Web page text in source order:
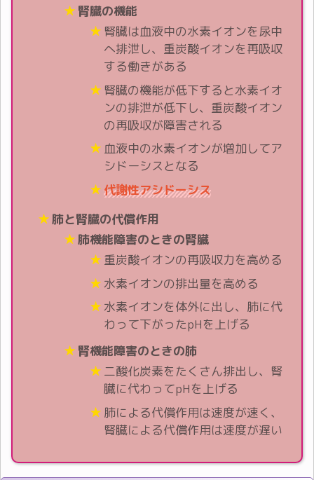
腎臓の機能
腎臓は血液中の水素イオンを尿中
へ排泄し、重炭酸イオンを再吸収
する働きがある
腎臓の機能が低下すると水素イオ
ンの排泄が低下し、重炭酸イオン
の再吸収が障害される
血液中の水素イオンが増加してア
シドーシスとなる
代謝性アシドーシス
肺と腎臓の代償作用
肺機能障害のときの腎臓
重炭酸イオンの再吸収力を高める
水素イオンの排出量を高める
水素イオンを体外に出し、肺に代
わって下がったpHを上げる
腎機能障害のときの肺
二酸化炭素をたくさん排出し、腎
臓に代わってpHを上げる
肺による代償作用は速度が速く、
腎臓による代償作用は速度が遅い